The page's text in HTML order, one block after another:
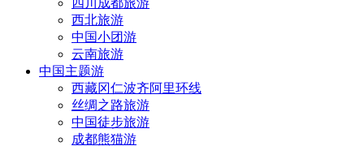
四川成都旅游
西北旅游
中国小团游
云南旅游
中国主题游
西藏冈仁波齐阿里环线
丝绸之路旅游
中国徒步旅游
成都熊猫游